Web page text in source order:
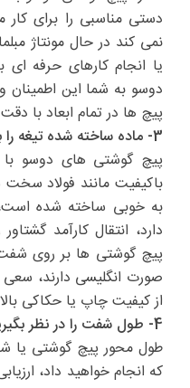
دستی مناسبی را برای
نمی کند در حال مونتاژ
یا انجام کارهای حرفه
دوسو به شما این اطمینان
پیچ ها در تمام ابعاد با
3- ماده ساخته شده تیغه را بشناسید
پیچ گوشتی های دوسو
باکیفیت مانند فولاد
به خوبی ساخته شده
دارد، انتقال کارآمد
پیچ گوشتی ها بر روی شفت
صورت انگلیسی دارند،
از کیفیت چاپ یا حکاکی
4- طول شفت را در نظر بگیرید
طول محور پیچ گوشتی یا
که انجام خواهید داد،